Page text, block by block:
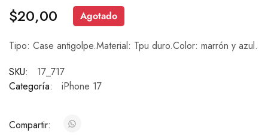
$20,00 Agotado
Tipo: Case antigolpe.Material: Tpu duro.Color: marrón y azul.
SKU:
17_717
Categoría:
iPhone 17
Compartir: